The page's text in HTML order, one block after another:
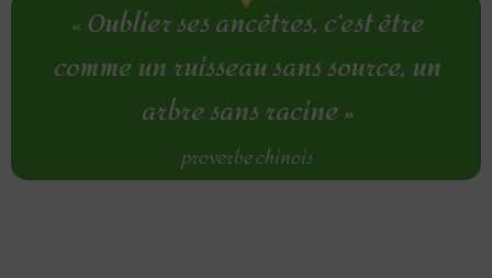
«Oublier ses ancêtres, c’est être
comme un ruisseau sans source, un
arbre sans racine »
proverbe chinois